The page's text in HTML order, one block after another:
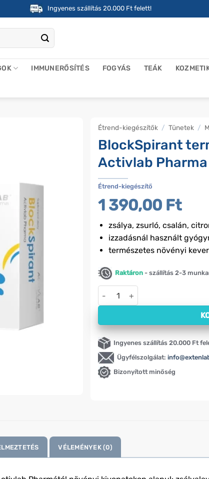
Ingyenes szállítás 20.000 Ft felett!
IMMUNERŐSÍTÉS FOGYÁS TEÁK
Étrend-kiegészítők / Tünetek /
BlockSpirant
Activlab
Étrend-kiegészítő
1 390,00 Ft
zsálya, zsurló, csalán,
izzadásnál használt
természetes növényi
Raktáron - szállítás 2-3
BlockSpirant természetes
Ingyenes szállítás 20.000 Ft
Ügyfélszolgálat:
Bizonyított minőség
VÉLEMÉNYEK (0)